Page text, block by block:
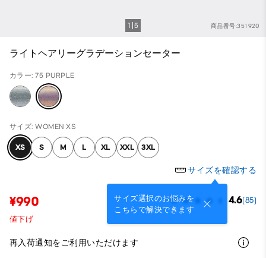
商品番号:351920
1 5
ライトヘアリーグラデーションセーター
カラー: 75 PURPLE
サイズ: WOMEN XS
XS S M L XL XXL 3XL
サイズを確認する
サイズ選択のお悩みを
こちらで解決できます
¥990 4.6(85)
値下げ
再入荷通知をご利用いただけます